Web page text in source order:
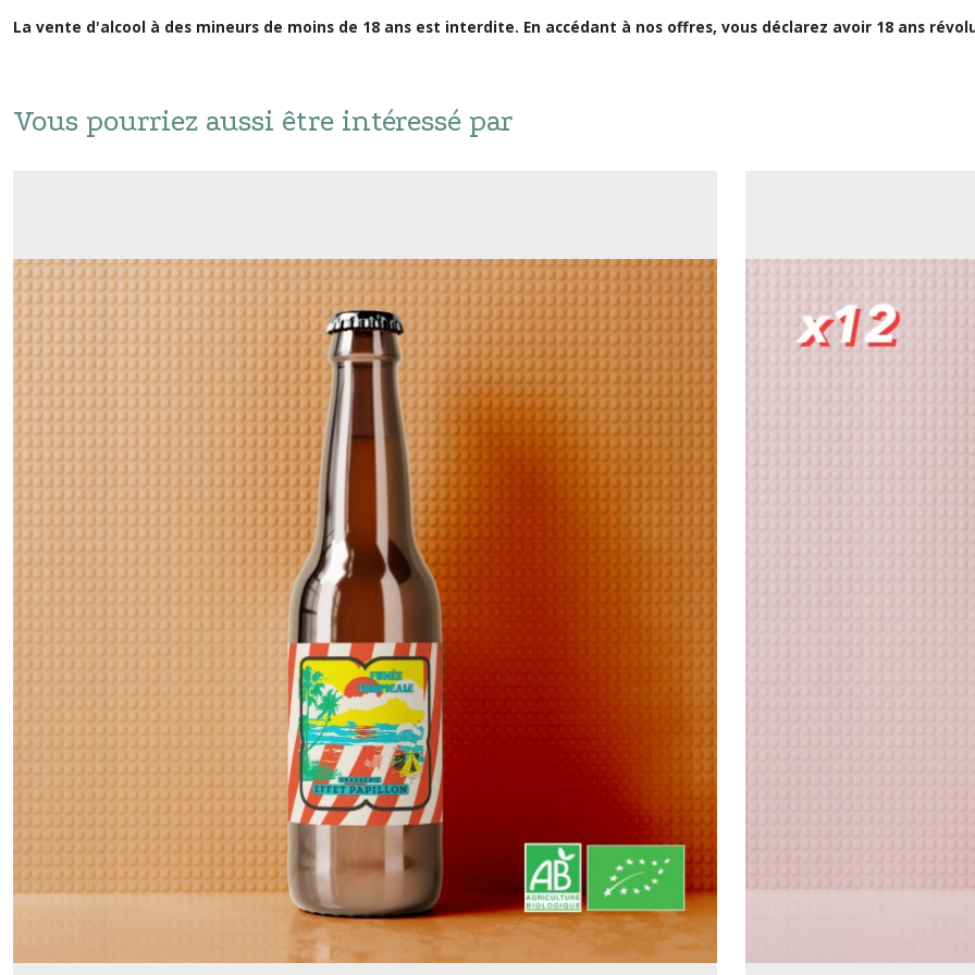
La vente d'alcool à des mineurs de moins de 18 ans est interdite. En accédant à nos offres, vous déclarez avoir 18 ans
Vous pourriez aussi être intéressé par